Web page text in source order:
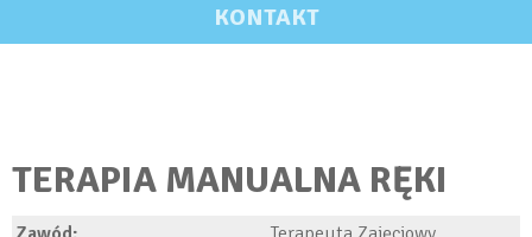
KONTAKT
TERAPIA MANUALNA RĘKI